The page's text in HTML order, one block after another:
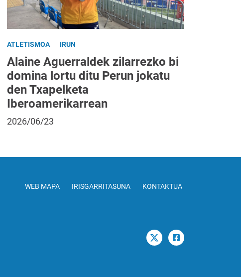
ATLETISMOA IRUN
Alaine Aguerraldek zilarrezko bi
domina lortu ditu Perun jokatu
den Txapelketa
Iberoamerikarrean
2026/06/23
WEB MAPA IRISGARRITASUNA KONTAKTUA